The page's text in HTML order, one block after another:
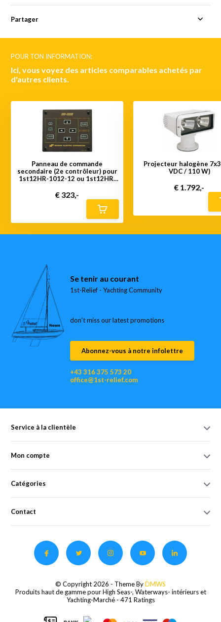
Partager
POUR TON INFORMATION:
Ici, vous voyez des articles comparables achetés par
d'autres clients.
Panneau de commande
secondaire (2e contrôleur) pour
1st12HR-1012-12 ou 1st12HR-
€ 323,-
Projecteur halogène
VDC / 110 W)
€ 1.792,-
Se tenir au courant
1st-Relief - Yachting Community
don’t miss our latest promotions
Abonnez-vous à notre infolettre
+43 316 375 573 20
office@1st-relief.com
Service à la clientèle
Mon compte
Catégories
Contact
© Copyright 2026 - Theme ByDMWS
Produits haut de gamme pour High Seas-, Waterways- intérieurs et
Yachting-Marché - 471 Ratings